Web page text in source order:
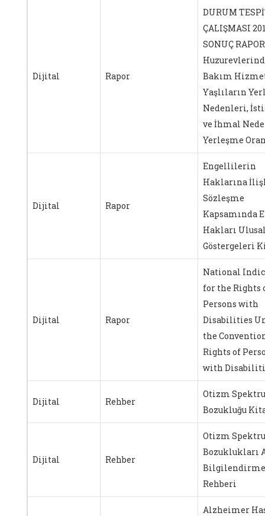
Dijital Rapor
DURUM
ÇALIŞMASI
SONUÇ
Bakım
Yaşlıların
Nedenleri,
ve İhmal
Yerleşme
Dijital Rapor
Engellilerin
Haklarına
Sözleşme
Kapsamında
Hakları
Göstergeleri
Dijital Rapor
National
for the Rights
Persons with
Disabilities
the
Rights of
with
Dijital Rehber
Otizm
Bozukluğu
Dijital Rehber
Otizm
Bozuklukları
Bilgilendirme
Rehberi
Alzheimer